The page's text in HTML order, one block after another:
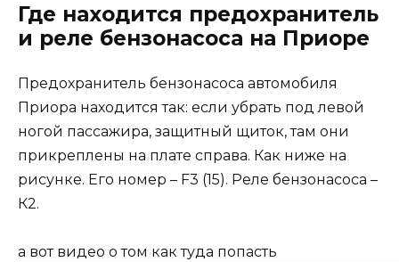
Где находится предохранитель
и реле бензонасоса на Приоре
Предохранитель бензонасоса автомобиля
Приора находится так: если убрать под левой
ногой пассажира, защитный щиток, там они
прикреплены на плате справа. Как ниже на
рисунке. Его номер – F3 (15). Реле бензонасоса –
К2.
а вот видео о том как туда попасть